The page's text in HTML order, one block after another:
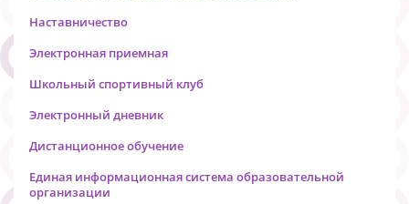
Наставничество
Электронная приемная
Школьный спортивный клуб
Электронный дневник
Дистанционное обучение
Единая информационная система образовательной
организации